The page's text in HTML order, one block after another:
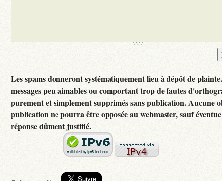
Les spams donneront systématiquement lieu à dépôt de
messages peu aimables ou comportant trop de fautes
purement et simplement supprimés sans publication. Aucune
publication ne pourra être opposée au webmaster, sauf
réponse dûment justifié.